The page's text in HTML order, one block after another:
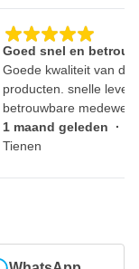
Goed snel en
Goede kwaliteit van de
producten. snelle
betrouwbare
1 maand geleden ·
Tienen